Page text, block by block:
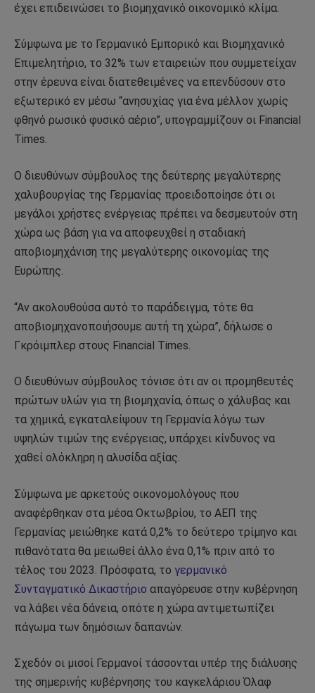
έχει επιδεινώσει το βιομηχανικό οικονομικό κλίμα.
Σύμφωνα με το Γερμανικό Εμπορικό και Βιομηχανικό
Επιμελητήριο, το 32% των εταιρειών που συμμετείχαν
στην έρευνα είναι διατεθειμένες να επενδύσουν στο
εξωτερικό εν μέσω “ανησυχίας για ένα μέλλον χωρίς
φθηνό ρωσικό φυσικό αέριο”, υπογραμμίζουν οι Financial
Times.
Ο διευθύνων σύμβουλος της δεύτερης μεγαλύτερης
χαλυβουργίας της Γερμανίας προειδοποίησε ότι οι
μεγάλοι χρήστες ενέργειας πρέπει να δεσμευτούν στη
χώρα ως βάση για να αποφευχθεί η σταδιακή
αποβιομηχάνιση της μεγαλύτερης οικονομίας της
Ευρώπης.
“Αν ακολουθούσα αυτό το παράδειγμα, τότε θα
αποβιομηχανοποιήσουμε αυτή τη χώρα”, δήλωσε ο
Γκρόιμπλερ στους Financial Times.
Ο διευθύνων σύμβουλος τόνισε ότι αν οι προμηθευτές
πρώτων υλών για τη βιομηχανία, όπως ο χάλυβας και
τα χημικά, εγκαταλείψουν τη Γερμανία λόγω των
υψηλών τιμών της ενέργειας, υπάρχει κίνδυνος να
χαθεί ολόκληρη η αλυσίδα αξίας.
Σύμφωνα με αρκετούς οικονομολόγους που
αναφέρθηκαν στα μέσα Οκτωβρίου, το ΑΕΠ της
Γερμανίας μειώθηκε κατά 0,2% το δεύτερο τρίμηνο και
πιθανότατα θα μειωθεί άλλο ένα 0,1% πριν από το
τέλος του 2023. Πρόσφατα, το γερμανικό
Συνταγματικό Δικαστήριο απαγόρευσε στην κυβέρνηση
να λάβει νέα δάνεια, οπότε η χώρα αντιμετωπίζει
πάγωμα των δημόσιων δαπανών.
Σχεδόν οι μισοί Γερμανοί τάσσονται υπέρ της διάλυσης
της σημερινής κυβέρνησης του καγκελάριου Όλαφ